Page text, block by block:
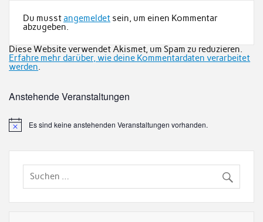
Du musstangemeldetsein, um einen Kommentar
abzugeben.
Diese Website verwendet Akismet, um Spam zu reduzieren.
Erfahre mehr darüber, wie deine Kommentardaten verarbeitet
werden.
Anstehende Veranstaltungen
Es sind keine anstehenden Veranstaltungen vorhanden.